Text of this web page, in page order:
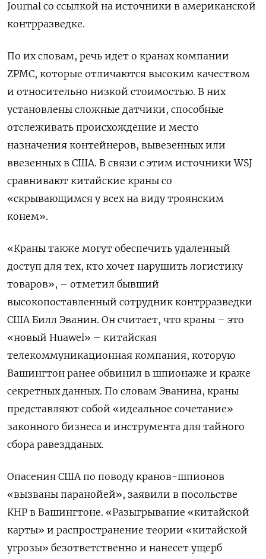
Journal со ссылкой на источники в американской
контрразведке.
По их словам, речь идет о кранах компании
ZPMC, которые отличаются высоким качеством
и относительно низкой стоимостью. В них
установлены сложные датчики, способные
отслеживать происхождение и место
назначения контейнеров, вывезенных или
ввезенных в США. В связи с этим источники WSJ
сравнивают китайские краны со
«скрывающимся у всех на виду троянским
конем».
«Краны также могут обеспечить удаленный
доступ для тех, кто хочет нарушить логистику
товаров», – отметил бывший
высокопоставленный сотрудник контрразведки
США Билл Эванин. Он считает, что краны – это
«новый Huawei» – китайская
телекоммуникационная компания, которую
Вашингтон ранее обвинил в шпионаже и краже
секретных данных. По словам Эванина, краны
представляют собой «идеальное сочетание»
законного бизнеса и инструмента для тайного
сбора равездданых.
Опасения США по поводу кранов-шпионов
«вызваны паранойей», заявили в посольстве
КНР в Вашингтоне. «Разыгрывание «китайской
карты» и распространение теории «китайской
угрозы» безответственно и нанесет ущерб